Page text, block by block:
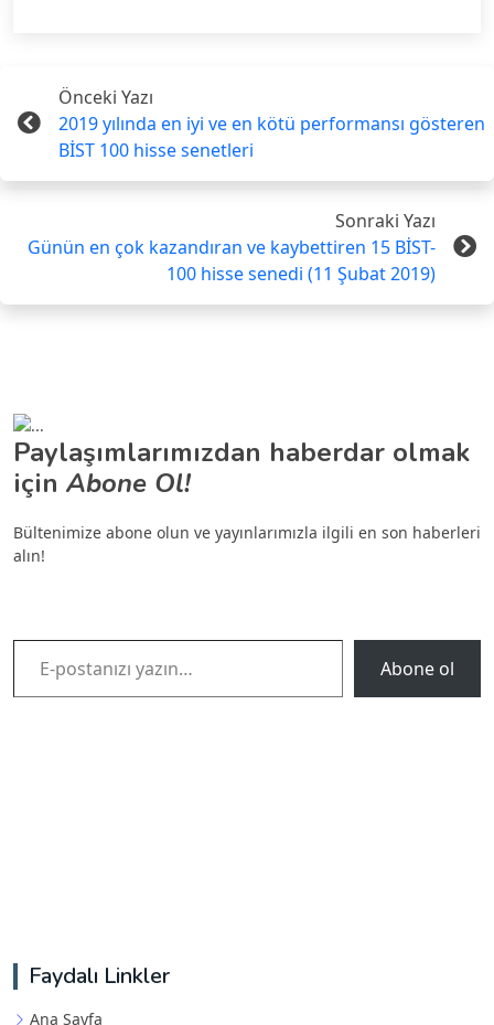
Önceki Yazı
2019 yılında en iyi ve en kötü performansı gösteren
BİST 100 hisse senetleri
Sonraki Yazı
Günün en çok kazandıran ve kaybettiren 15 BİST-
100 hisse senedi (11 Şubat 2019)
Paylaşımlarımızdan haberdar olmak
için Abone Ol!
Bültenimize abone olun ve yayınlarımızla ilgili en son haberleri
alın!
E-postanızı yazın…
Abone ol
Faydalı Linkler
Ana Sayfa